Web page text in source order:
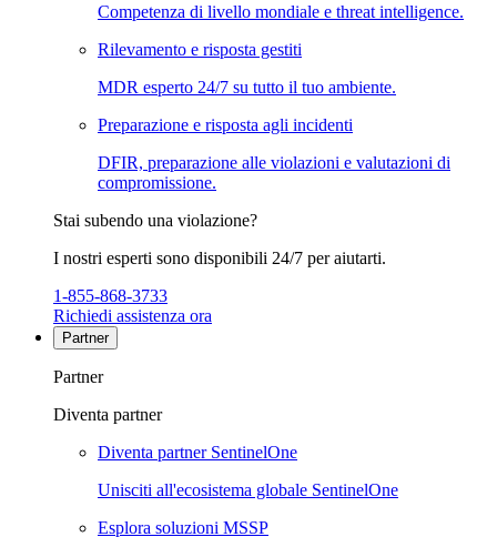
Competenza di livello mondiale e threat intelligence.
Rilevamento e risposta gestiti
MDR esperto 24/7 su tutto il tuo ambiente.
Preparazione e risposta agli incidenti
DFIR, preparazione alle violazioni e valutazioni di
compromissione.
Stai subendo una violazione?
I nostri esperti sono disponibili 24/7 per aiutarti.
1-855-868-3733
Richiedi assistenza ora
Partner
Partner
Diventa partner
Diventa partner SentinelOne
Unisciti all'ecosistema globale SentinelOne
Esplora soluzioni MSSP